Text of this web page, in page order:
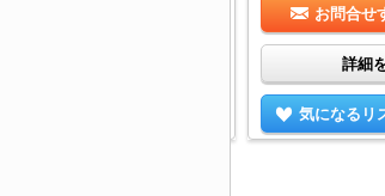
お問合せ
詳細
気になるリ